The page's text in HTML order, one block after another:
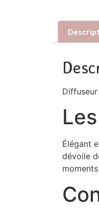
Élégant
dévoile